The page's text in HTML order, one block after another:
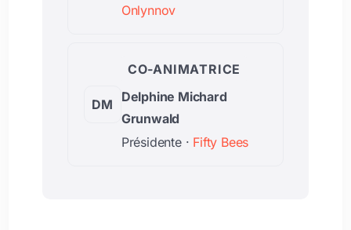
Onlynnov
DM
CO-ANIMATRICE
Delphine Michard
Grunwald
Présidente · Fifty Bees